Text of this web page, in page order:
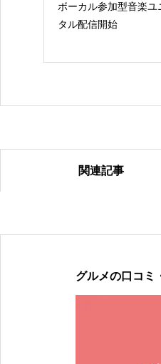
ボーカル参加型音楽
タル配信開始
関連記事
グルメの口コミ